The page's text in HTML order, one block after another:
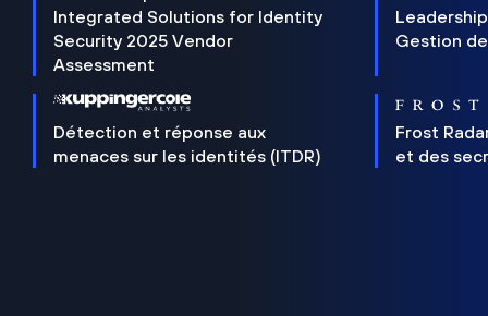
Integrated Solutions for Identity
Security 2025 Vendor
Assessment
Gestion
Détection et réponse aux
menaces sur les identités (ITDR)
Frost
et des